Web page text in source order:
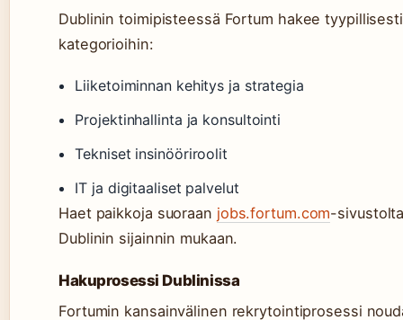
Dublinin toimipisteessä Fortum hakee
kategorioihin:
Liiketoiminnan kehitys ja strategia
Projektinhallinta ja konsultointi
Tekniset insinööriroolit
IT ja digitaaliset palvelut
Haet paikkoja suoraan jobs.fortum.com-
Dublinin sijainnin mukaan.
Hakuprosessi Dublinissa
Fortumin kansainvälinen rekrytointiprosessi